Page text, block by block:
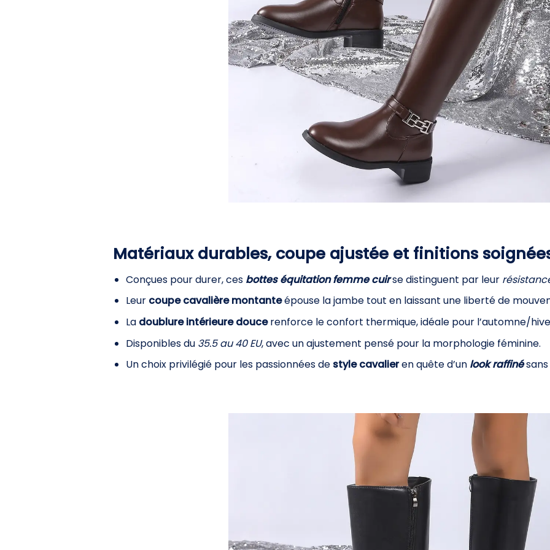
Matériaux durables, coupe ajustée et finitions
Conçues pour durer, ces bottes équitation femme cuirse distinguent par leur
Leur coupe cavalière montanteépouse la jambe tout en laissant une liberté de
La doublure intérieure doucerenforce le confort thermique, idéale pour l’automne/
Disponibles du 35.5 au 40 EU, avec un ajustement pensé pour la morphologie féminine.
Un choix privilégié pour les passionnées de style cavalieren quête d’un look raffinésans